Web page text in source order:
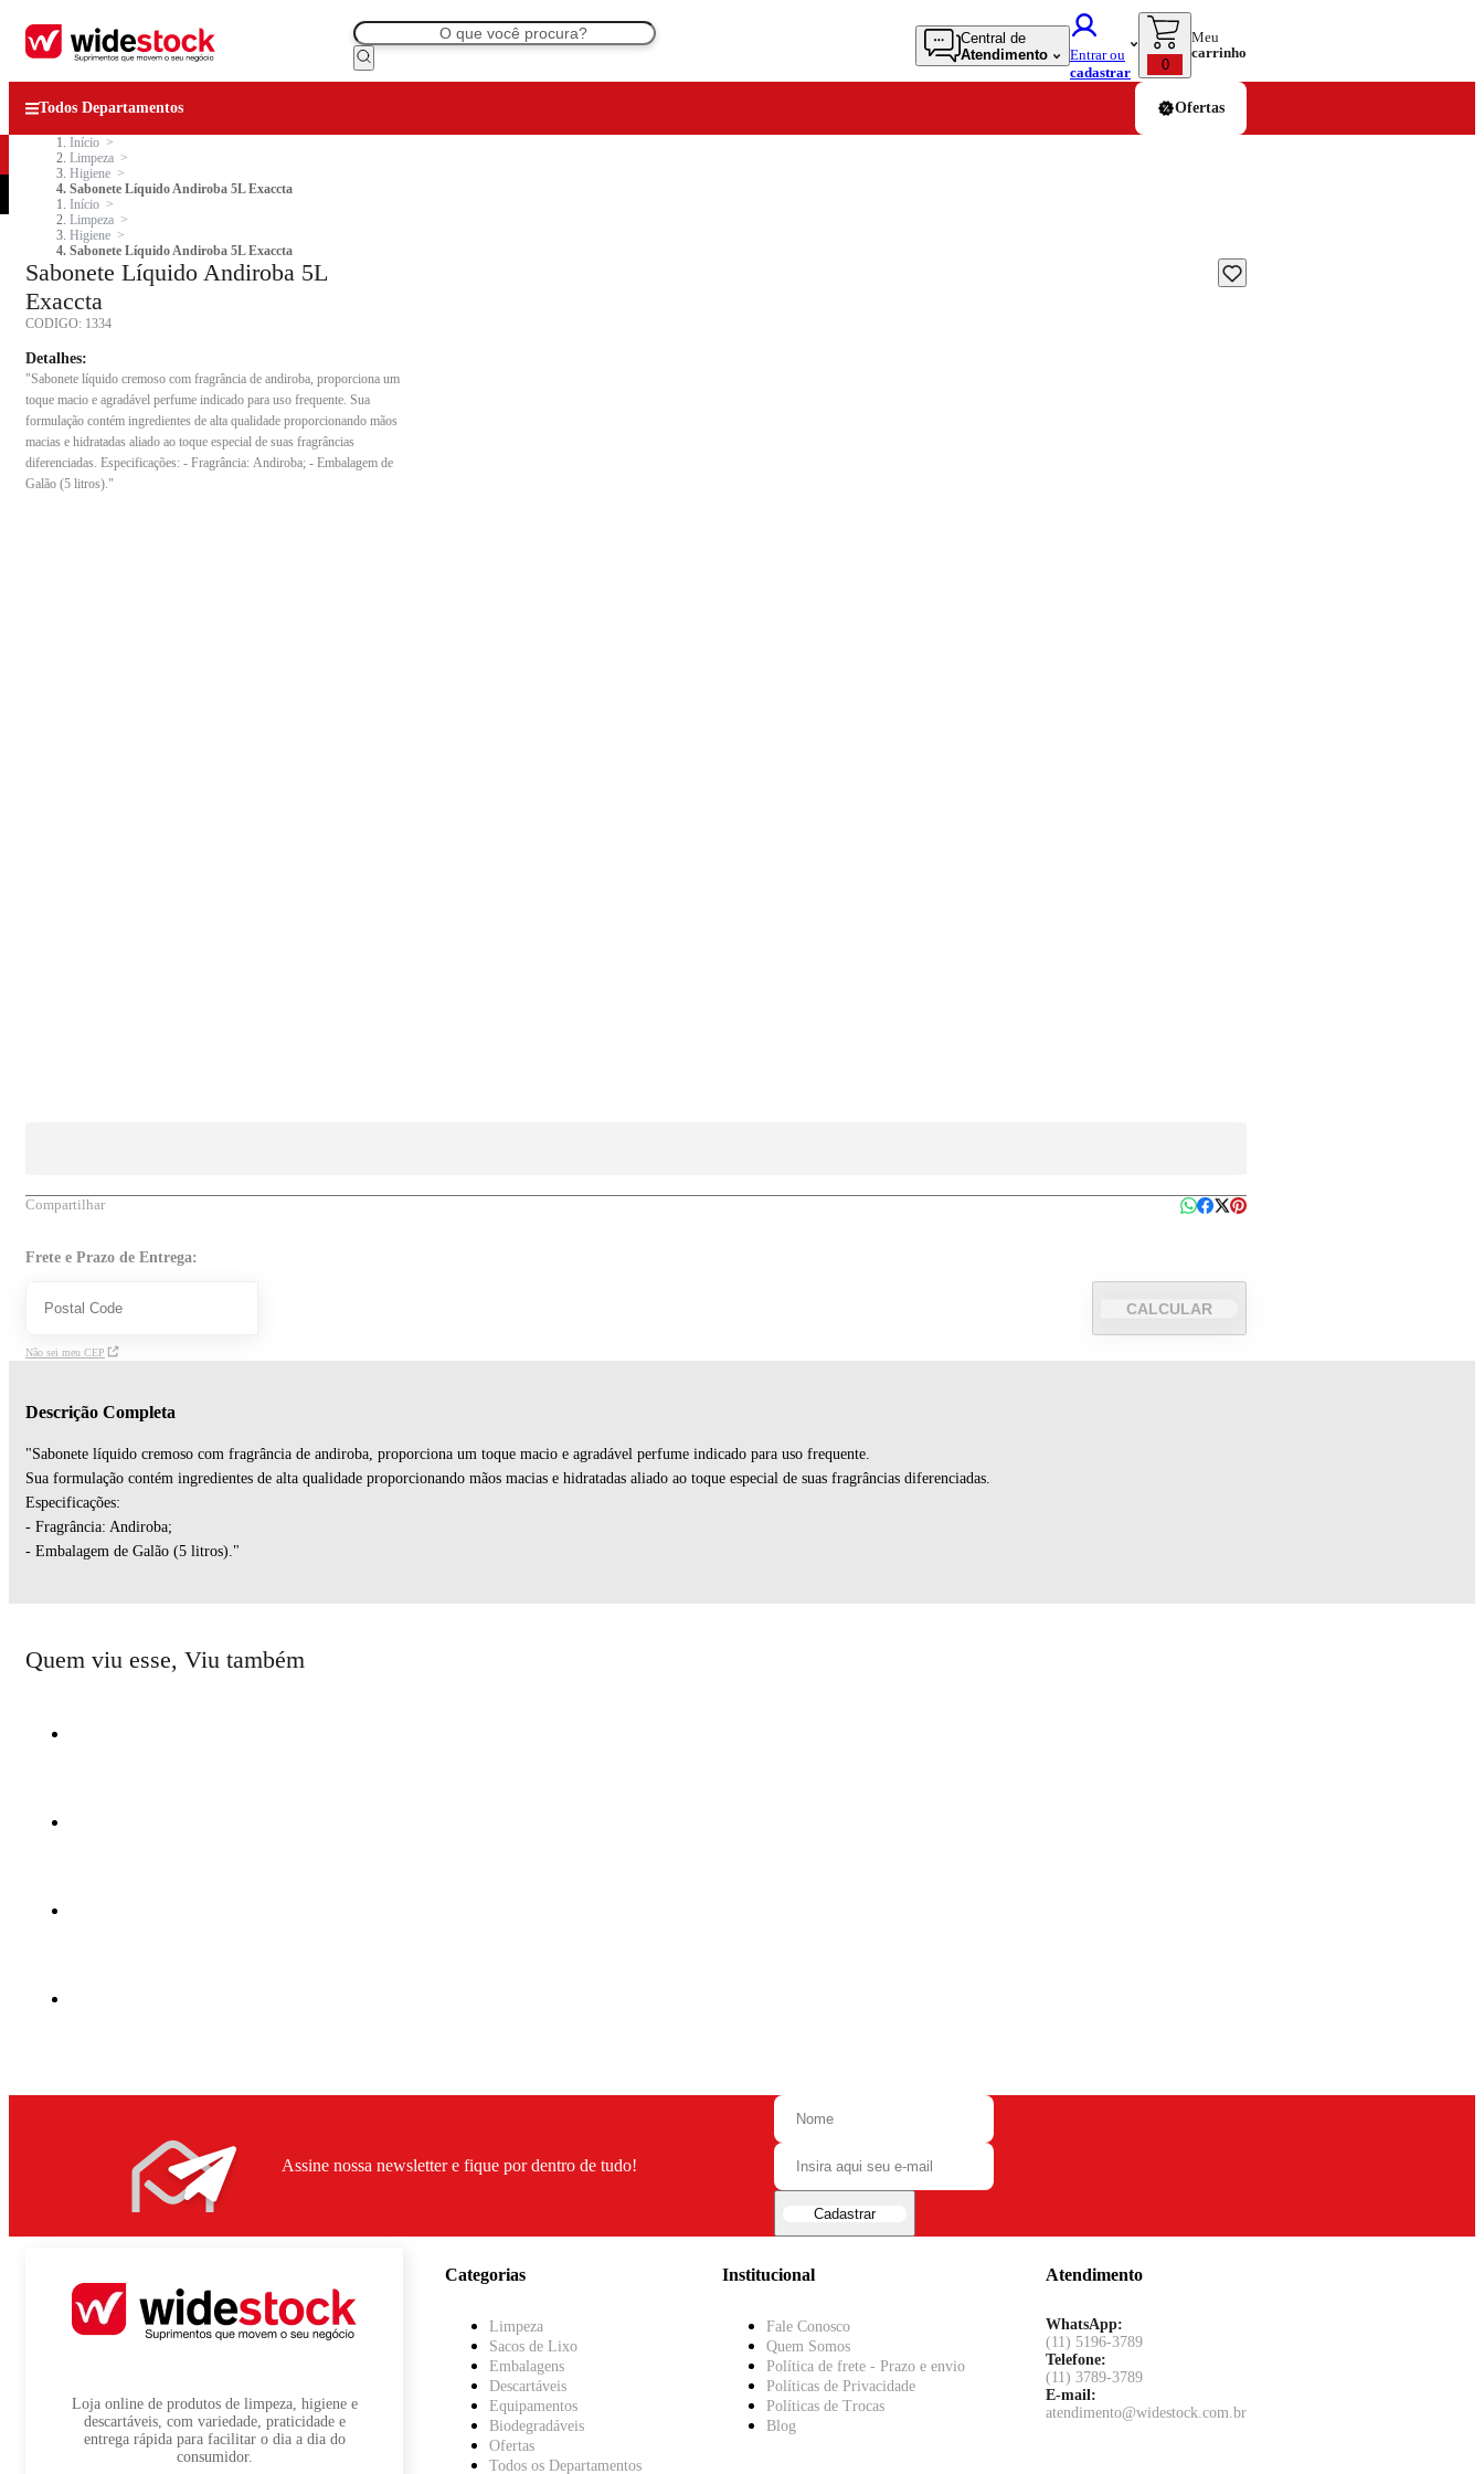
Central de
Atendimento
Entrar ou
cadastrar
0
Meu
carrinho
Todos Departamentos Ofertas
Início
Limpeza
Higiene
Sabonete Líquido Andiroba 5L Exaccta
Início
Limpeza
Higiene
Sabonete Líquido Andiroba 5L Exaccta
Sabonete Líquido Andiroba 5L
Exaccta
CODIGO: 1334
Detalhes:
"Sabonete líquido cremoso com fragrância de andiroba, proporciona um
toque macio e agradável perfume indicado para uso frequente. Sua
formulação contém ingredientes de alta qualidade proporcionando mãos
macias e hidratadas aliado ao toque especial de suas fragrâncias
diferenciadas. Especificações: - Fragrância: Andiroba; - Embalagem de
Galão (5 litros)."
Compartilhar
Frete e Prazo de Entrega:
CALCULAR
Não sei meu CEP
Descrição Completa
"Sabonete líquido cremoso com fragrância de andiroba, proporciona um toque macio e agradável perfume indicado para uso frequente.
Sua formulação contém ingredientes de alta qualidade proporcionando mãos macias e hidratadas aliado ao toque especial de suas fragrâncias diferenciadas.
Especificações:
- Fragrância: Andiroba;
- Embalagem de Galão (5 litros)."
Quem viu esse, Viu também
Assine nossa newsletter e fique por dentro de tudo!
Cadastrar
Loja online de produtos de limpeza, higiene e
descartáveis, com variedade, praticidade e
entrega rápida para facilitar o dia a dia do
consumidor.
Categorias
Limpeza
Sacos de Lixo
Embalagens
Descartáveis
Equipamentos
Biodegradáveis
Ofertas
Todos os Departamentos
Institucional
Fale Conosco
Quem Somos
Política de frete - Prazo e envio
Políticas de Privacidade
Políticas de Trocas
Blog
Atendimento
WhatsApp:
(11) 5196-3789
Telefone:
(11) 3789-3789
E-mail:
atendimento@widestock.com.br